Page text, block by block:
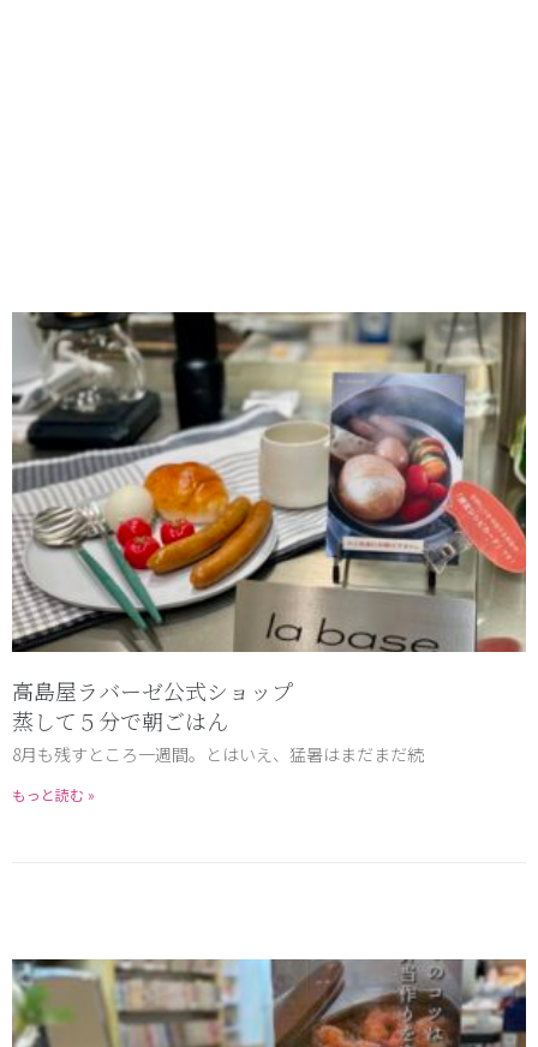
高島屋ラバーゼ公式ショップ
蒸して５分で朝ごはん
8月も残すところ一週間。とはいえ、猛暑はまだまだ続
もっと読む »